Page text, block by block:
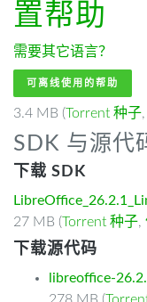
置帮助
需要其它语言？
可离线使用的帮助
3.4 MB (Torrent 种子,
SDK 与源代
下载 SDK
27 MB (Torrent 种子,
下载源代码
libreoffice-